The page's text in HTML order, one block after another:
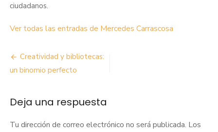
ciudadanos.
Ver todas las entradas de Mercedes Carrascosa
Navegación
de
Creatividad y bibliotecas:
un binomio perfecto
Deja una respuesta
Tu dirección de correo electrónico no será publicada. Los